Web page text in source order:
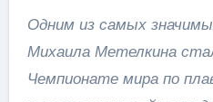
Одним из самых
Михаила Метелкина
Чемпионате мира по